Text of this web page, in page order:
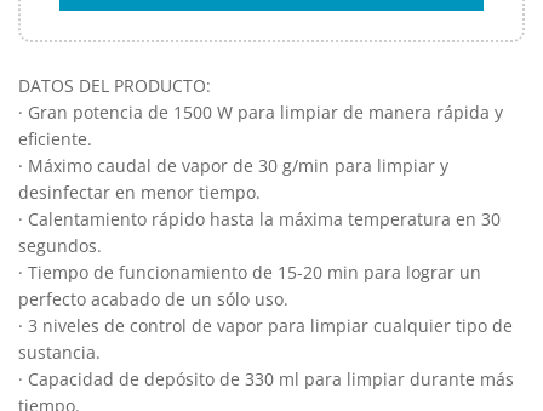
DATOS DEL PRODUCTO:
· Gran potencia de 1500 W para limpiar de manera rápida y
eficiente.
· Máximo caudal de vapor de 30 g/min para limpiar y
desinfectar en menor tiempo.
· Calentamiento rápido hasta la máxima temperatura en 30
segundos.
· Tiempo de funcionamiento de 15-20 min para lograr un
perfecto acabado de un sólo uso.
· 3 niveles de control de vapor para limpiar cualquier tipo de
sustancia.
· Capacidad de depósito de 330 ml para limpiar durante más
tiempo.